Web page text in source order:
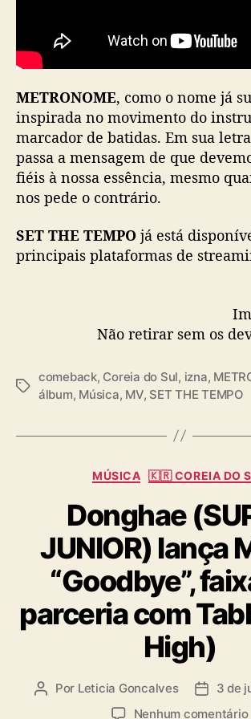
METRONOME, como o nome já
inspirada no movimento do
marcador de batidas. Em sua
passa a mensagem de que
fiéis à nossa essência, mesmo
nos pede o contrário.
SET THE TEMPO já está
principais plataformas de
Não retirar sem os
T
s
comeback, Coreia do Sul, izna,
álbum, Música, MV, SET THE TEMPO
C
t
e
g
o
r
a
MÚSICA 🇰🇷 COREIA DO
Donghae
JUNIOR) lança
“Goodbye”,
parceria com
High)
A Por Leticia Goncalves
D 3 de
Nenhum comentárioe